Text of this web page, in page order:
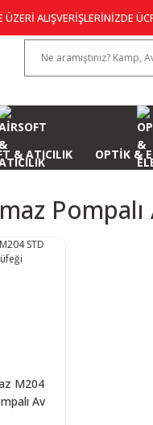
ÜZERİ ALIŞVERİŞLERİNİZDE
& ATICILIK OPTİK &
M204
Av